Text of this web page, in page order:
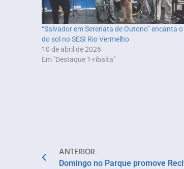
“Salvador em Serenata de Outono” encanta
do sol no SESI Rio Vermelho
10 de abril de 2026
Em "Destaque 1-ribalta"
ANTERIOR
Domingo no Parque promove